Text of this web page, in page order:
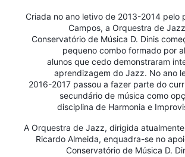
Criada no ano letivo de 2013-2014 pelo
Campos, a Orquestra de
Conservatório de Música D. Dinis
pequeno combo formado por
alunos que cedo demonstraram
aprendizagem do Jazz. No ano
2016-2017 passou a fazer parte do
secundário de música como
disciplina de Harmonia e
A Orquestra de Jazz, dirigida
Ricardo Almeida, enquadra-se no
Conservatório de Música D.